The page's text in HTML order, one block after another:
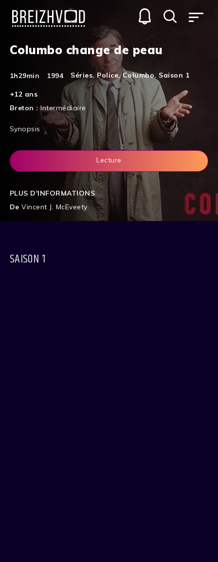
Columbo change de peau
1h29min 1994 Séries, Police,Columbo, Saison 1
+12 ans
Breton :Intermédiaire
Synopsis
Lecture
PLUS D'INFORMATIONS
De Vincent J. McEveety
SAISON 1